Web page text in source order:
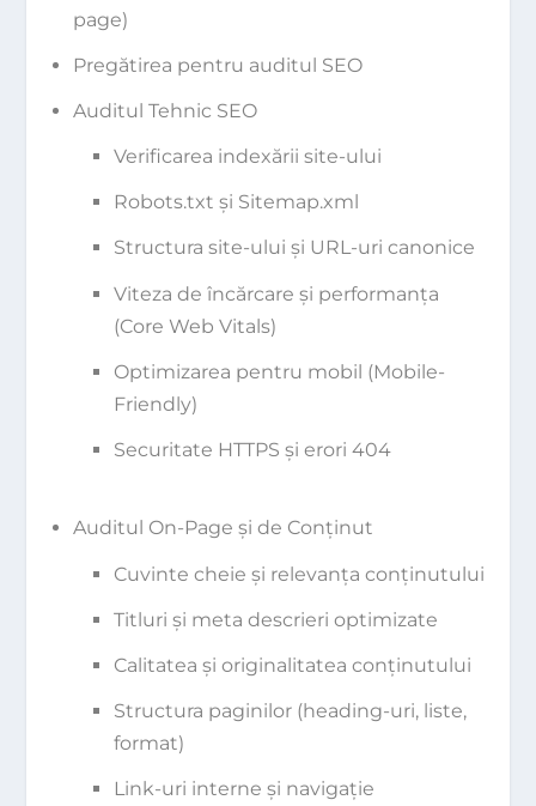
page)
Pregătirea pentru auditul SEO
Auditul Tehnic SEO
Verificarea indexării site-ului
Robots.txt și Sitemap.xml
Structura site-ului și URL-uri canonice
Viteza de încărcare și performanța
(Core Web Vitals)
Optimizarea pentru mobil (Mobile-
Friendly)
Securitate HTTPS și erori 404
Auditul On-Page și de Conținut
Cuvinte cheie și relevanța conținutului
Titluri și meta descrieri optimizate
Calitatea și originalitatea conținutului
Structura paginilor (heading-uri, liste,
format)
Link-uri interne și navigație